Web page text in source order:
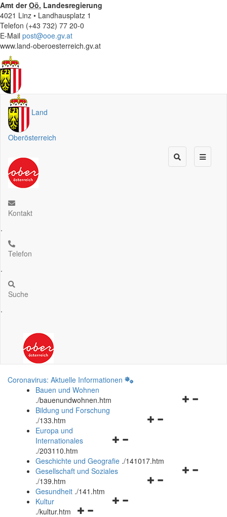
Amt derOö. Landesregierung
4021 Linz • Landhausplatz 1
Telefon (+43 732) 77 20-0
E-Mail post@ooe.gv.at
www.land-oberoesterreich.gv.at
Land
Oberösterreich
Kontakt
.
Telefon
.
Suche
.
Coronavirus: Aktuelle Informationen
Bauen und Wohnen
./bauenundwohnen.htm
Navigationsmenü
Bildung und Forschung
./133.htm
Navigationsmenü
und
schließen
Europa und
Internationales
./203110.htm
Geschichte und Geografie ./141017.htm
Navigationsmenü
Gesellschaft und Soziales
./139.htm
Navigationsmenü
Gesundheit ./141.htm
Navigationsmenü
Kultur
./kultur.htm